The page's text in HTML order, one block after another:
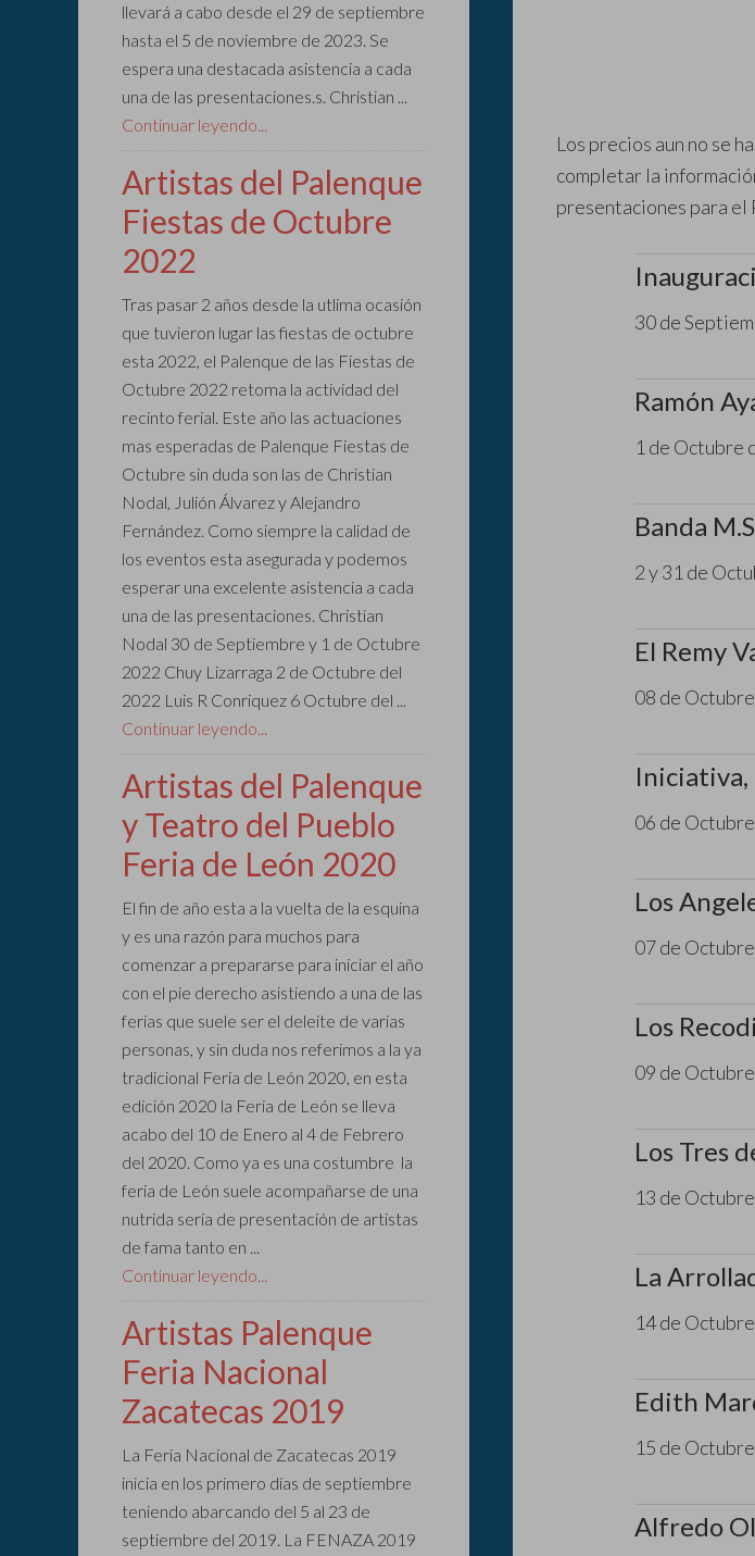
Los precios aun no se
completar la
presentaciones para el
30 de
Ramón
1 de Octubre
Banda M.S
2 y 31 de
El Remy
08 de
Iniciativa,
06 de
Los
07 de
Los
09 de
Los Tres
13 de
La
14 de
Edith
15 de
Alfredo
llevará a cabo desde el 29 de septiembre
hasta el 5 de noviembre de 2023. Se
espera una destacada asistencia a cada
una de las presentaciones.s. Christian ...
Continuar leyendo...
Artistas del Palenque
Fiestas de Octubre
2022
Tras pasar 2 años desde la utlima ocasión
que tuvieron lugar las fiestas de octubre
esta 2022, el Palenque de las Fiestas de
Octubre 2022 retoma la actividad del
recinto ferial. Este año las actuaciones
mas esperadas de Palenque Fiestas de
Octubre sin duda son las de Christian
Nodal, Julión Álvarez y Alejandro
Fernández. Como siempre la calidad de
los eventos esta asegurada y podemos
esperar una excelente asistencia a cada
una de las presentaciones. Christian
Nodal 30 de Septiembre y 1 de Octubre
2022 Chuy Lizarraga 2 de Octubre del
2022 Luis R Conriquez 6 Octubre del ...
Continuar leyendo...
Artistas del Palenque
y Teatro del Pueblo
Feria de León 2020
El fin de año esta a la vuelta de la esquina
y es una razón para muchos para
comenzar a prepararse para iniciar el año
con el pie derecho asistiendo a una de las
ferias que suele ser el deleite de varias
personas, y sin duda nos referimos a la ya
tradicional Feria de León 2020, en esta
edición 2020 la Feria de León se lleva
acabo del 10 de Enero al 4 de Febrero
del 2020. Como ya es una costumbre la
feria de León suele acompañarse de una
nutrida seria de presentación de artistas
de fama tanto en ...
Continuar leyendo...
Artistas Palenque
Feria Nacional
Zacatecas 2019
La Feria Nacional de Zacatecas 2019
inicia en los primero días de septiembre
teniendo abarcando del 5 al 23 de
septiembre del 2019. La FENAZA 2019